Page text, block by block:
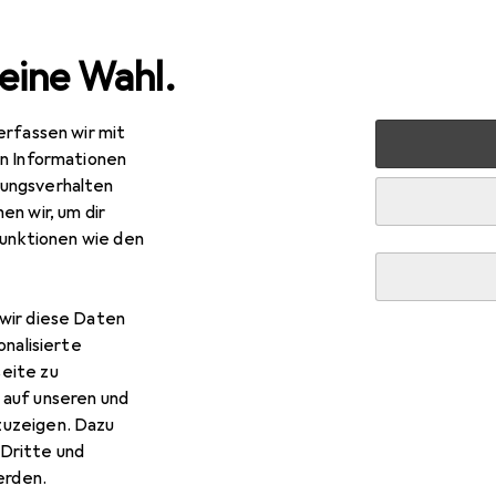
Wahl.
wir mit
Informationen
wir, um dir
wie den
diese Daten
zu
unseren und
Dazu
und
Heimtextilien
Home
Teppich #Upperground Bazaar
Home Teppich